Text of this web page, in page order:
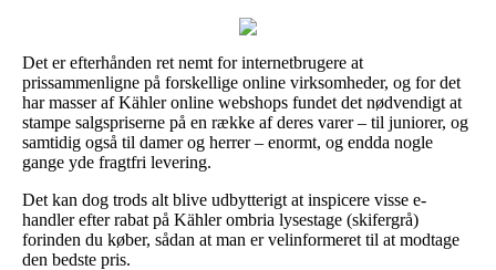
Det er efterhånden ret nemt for internetbrugere at
prissammenligne på forskellige online virksomheder, og for det
har masser af Kähler online webshops fundet det nødvendigt at
stampe salgspriserne på en række af deres varer – til juniorer, og
samtidig også til damer og herrer – enormt, og endda nogle
gange yde fragtfri levering.
Det kan dog trods alt blive udbytterigt at inspicere visse e-
handler efter rabat på Kähler ombria lysestage (skifergrå)
forinden du køber, sådan at man er velinformeret til at modtage
den bedste pris.